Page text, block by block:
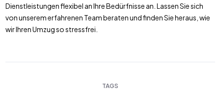
Dienstleistungen flexibel an Ihre Bedürfnisse an. Lassen Sie sich
von unserem erfahrenen Team beraten und finden Sie heraus, wie
wir Ihren Umzug so stressfrei.
TAGS